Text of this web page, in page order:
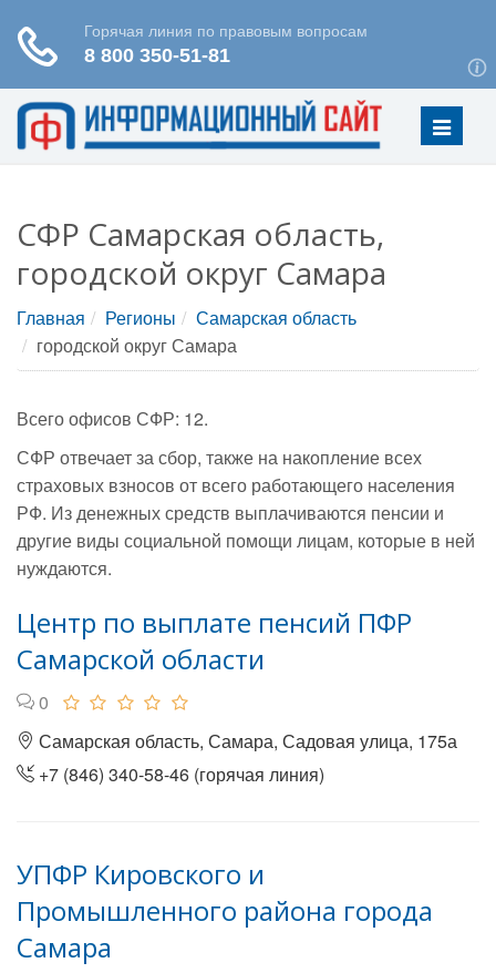
Меню
СФР Самарская область,
городской округ Самара
Главная Регионы
Самарская область
городской округ Самара
Всего офисов СФР: 12.
СФР отвечает за сбор, также на накопление всех
страховых взносов от всего работающего населения
РФ. Из денежных средств выплачиваются пенсии и
другие виды социальной помощи лицам, которые в ней
нуждаются.
Центр по выплате пенсий ПФР
Самарской области
0
Самарская область, Самара, Садовая улица, 175а
+7 (846) 340-58-46 (горячая линия)
УПФР Кировского и
Промышленного района города
Самара